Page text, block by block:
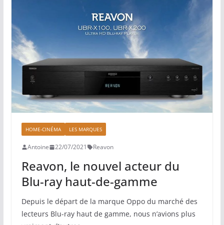
HOME-CINÉMA LES MARQUES
Antoine 22/07/2021 Reavon
Reavon, le nouvel acteur du
Blu-ray haut-de-gamme
Depuis le départ de la marque Oppo du marché des
lecteurs Blu-ray haut de gamme, nous n’avions plus